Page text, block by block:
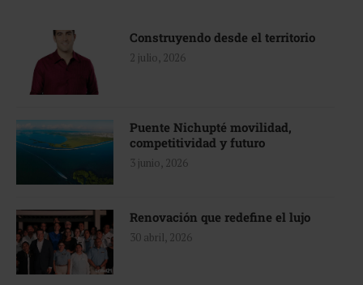
Construyendo desde el territorio
2 julio, 2026
Puente Nichupté movilidad,
competitividad y futuro
3 junio, 2026
Renovación que redefine el lujo
30 abril, 2026